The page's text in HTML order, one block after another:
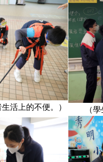
活上的不便。） （